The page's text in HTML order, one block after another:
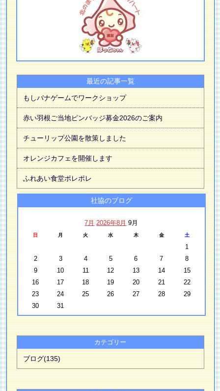
最近の記事一覧
もしバナゲームでワークショップ
赤い羽根ご当地ピンバッジ募金2026のご案内
チューリップ公園を散策しました
オレンジカフェを開催します
ふれあい食堂ポレポレ
社協のブログ
7月 2026年8月 9月
日 月 火 水 木 金 土
1
2
3 4 5 6 7
8
9
10 11 12 13 14
15
16
17 18 19 20 21
22
23
24 25 26 27 28
29
30
31
カテゴリー
ブログ(135)